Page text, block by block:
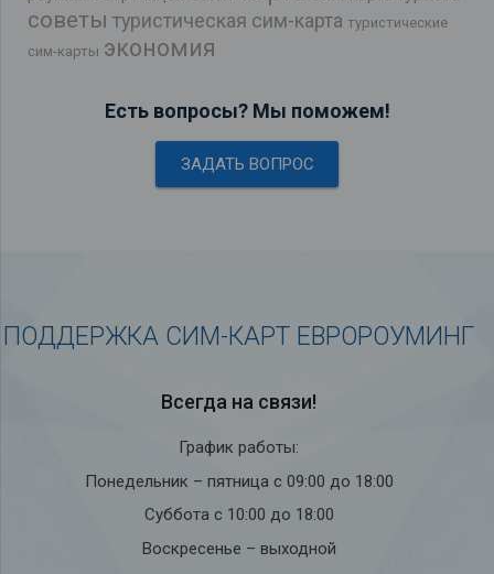
советы туристическая сим-карта туристические
сим-карты экономия
Есть вопросы? Мы поможем!
ЗАДАТЬ ВОПРОС
ПОДДЕРЖКА СИМ-КАРТ ЕВРОРОУМИНГ
Всегда на связи!
График работы:
Понедельник – пятница с 09:00 до 18:00
Суббота с 10:00 до 18:00
Воскресенье – выходной